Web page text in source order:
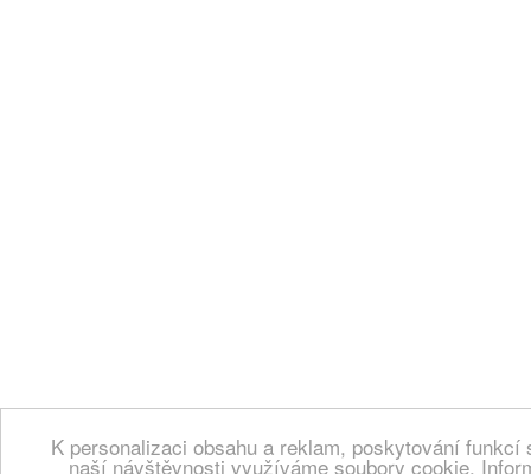
K personalizaci obsahu a reklam, poskytování
naší návštěvnosti využíváme soubory cookie.